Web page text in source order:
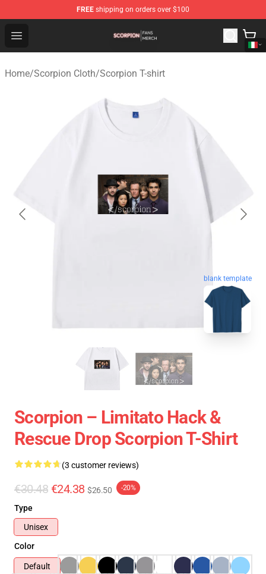
FREE shipping on orders over $100
Open menu
Scorpion Shop - Official Scorpion Merchandise Store
Home/Scorpion Cloth/Scorpion T-shirt
blank template
Scorpion – Limitato Hack &
Rescue Drop Scorpion T-Shirt
(3 customer reviews)
€30.48 €24.38 $26.50 -20%
Type
Unisex
Color
Default